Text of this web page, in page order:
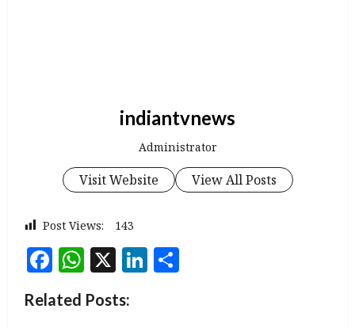
indiantvnews
Administrator
Visit Website View All Posts
Post Views: 143
Facebook
WhatsApp
X LinkedIn
Related Posts: